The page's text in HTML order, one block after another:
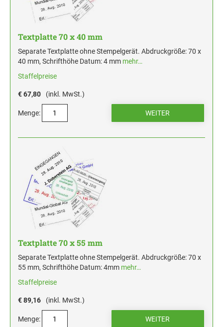
Textplatte 70 x 40 mm
Separate Textplatte ohne Stempelgerät. Abdruckgröße: 70 x
40 mm, Schrifthöhe Datum: 4 mm mehr…
Staffelpreise
€ 67,80 (inkl. MwSt.)
Menge:
Textplatte 70 x 55 mm
Separate Textplatte ohne Stempelgerät. Abdruckgröße: 70 x
55 mm, Schrifthöhe Datum: 4mm mehr…
Staffelpreise
€ 89,16 (inkl. MwSt.)
Menge: